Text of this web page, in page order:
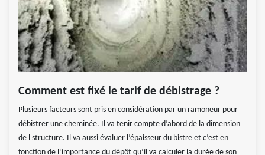
Comment est fixé le tarif de débistrage ?
Plusieurs facteurs sont pris en considération par un ramoneur pour
débistrer une cheminée. Il va tenir compte d’abord de la dimension
de l structure. Il va aussi évaluer l’épaisseur du bistre et c’est en
fonction de l‘importance du dépôt qu’il va calculer la durée de son